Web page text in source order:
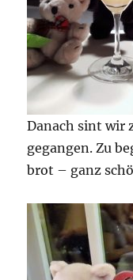
Danach sint wir
gegangen. Zu
brot – ganz